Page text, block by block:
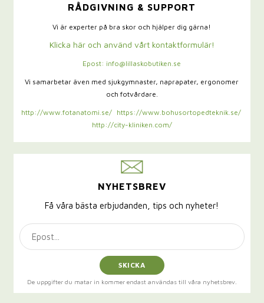
RÅDGIVNING & SUPPORT
Vi är experter på bra skor och hjälper dig gärna!
Klicka här och använd vårt kontaktformulär!
Epost: info@lillaskobutiken.se
Vi samarbetar även med sjukgymnaster, naprapater, ergonomer
och fotvårdare.
http://www.fotanatomi.se/
https://www.bohusortopedteknik.se/
http://city-kliniken.com/
NYHETSBREV
Få våra bästa erbjudanden, tips och nyheter!
SKICKA
De uppgifter du matar in kommer endast användas till våra nyhetsbrev.